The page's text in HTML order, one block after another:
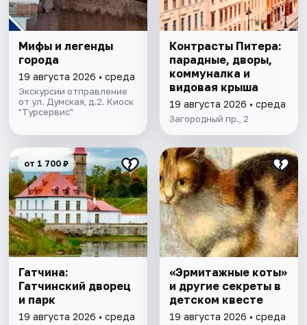
Мифы и легенды
города
19 августа 2026 • среда
Экскурсии отправление
от ул. Думская, д.2. Киоск
"Турсервис"
Контрасты Питера:
парадные, дворы,
коммуналка и
видовая крыша
19 августа 2026 • среда
Загородный пр., 2
от 1 700 ₽
Гатчина:
Гатчинский дворец
и парк
19 августа 2026 • среда
«Эрмитажные коты»
и другие секреты в
детском квесте
19 августа 2026 • среда